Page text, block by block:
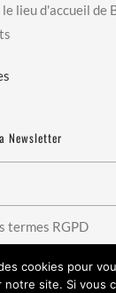
lieu d'accueil de
Newsletter
termes RGPD
cookies pour
notre site. Si vous